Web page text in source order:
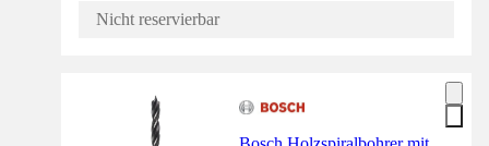
Nicht reservierbar